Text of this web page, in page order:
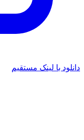
دانلود با لینک مستقیم